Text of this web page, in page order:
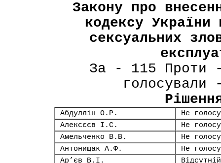
Закону про
кодексу
сексуальних
За - 115 Проти
Абдуллін О.Р.
Не
Алексєєв І.С.
Не
Амельченко В.В.
Не
Антонищак А.Ф.
Не
Ар’єв В.І.
Відсутній